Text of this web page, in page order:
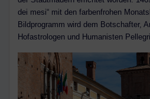
dei mesi“ mit den farbenfrohen
Bildprogramm wird dem Botschafter,
Hofastrologen und Humanisten